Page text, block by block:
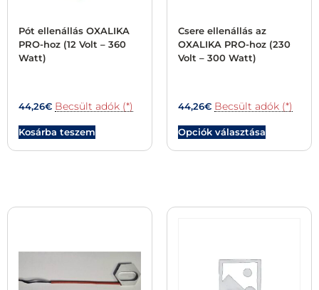
Pót ellenállás OXALIKA
PRO-hoz (12 Volt – 360
Watt)
44,26€ Becsült adók (*)
Kosárba teszem
Csere ellenállás az
OXALIKA PRO-hoz (230
Volt – 300 Watt)
44,26€ Becsült adók (*)
Opciók választása